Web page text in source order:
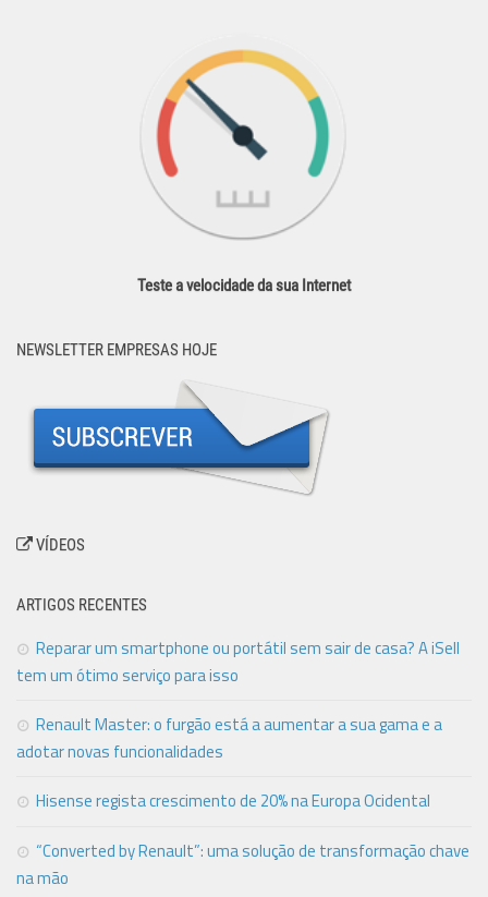
Teste a velocidade da sua Internet
NEWSLETTER EMPRESAS HOJE
VÍDEOS
ARTIGOS RECENTES
Reparar um smartphone ou portátil sem sair de casa? A iSell
tem um ótimo serviço para isso
Renault Master: o furgão está a aumentar a sua gama e a
adotar novas funcionalidades
Hisense regista crescimento de 20% na Europa Ocidental
“Converted by Renault”: uma solução de transformação chave
na mão